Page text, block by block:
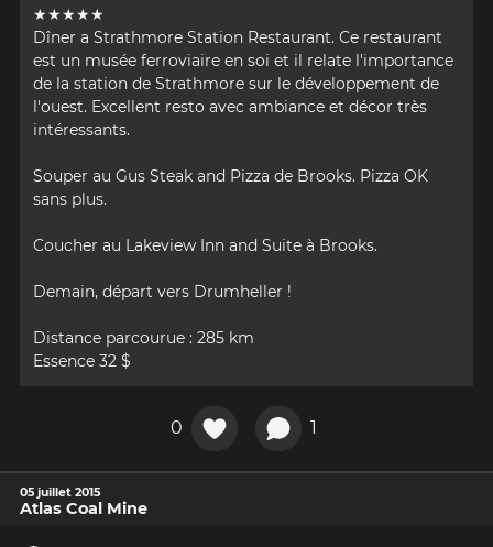
★★★★★
Dîner a Strathmore Station Restaurant. Ce restaurant
est un musée ferroviaire en soi et il relate l'importance
de la station de Strathmore sur le développement de
l'ouest. Excellent resto avec ambiance et décor très
intéressants.
Souper au Gus Steak and Pizza de Brooks. Pizza OK
sans plus.
Coucher au Lakeview Inn and Suite à Brooks.
Demain, départ vers Drumheller !
Distance parcourue : 285 km
Essence 32 $
0 1
05 juillet 2015
Atlas Coal Mine